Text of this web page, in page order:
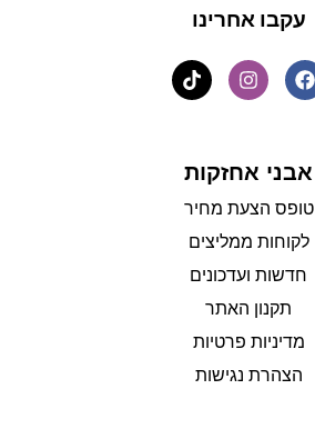
עקבו אחרינו
אבני אחזקות
טופס הצעת מחיר
לקוחות ממליצים
חדשות ועדכונים
תקנון האתר
מדיניות פרטיות
הצהרת נגישות